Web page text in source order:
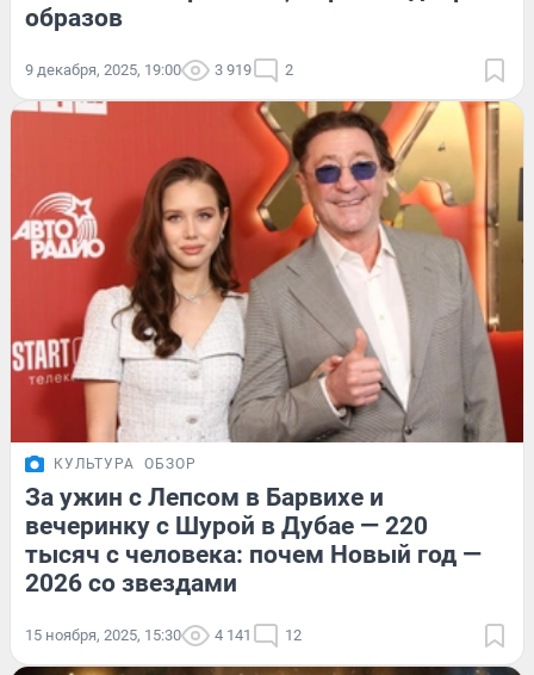
образов
9 декабря, 2025, 19:00 3 919 2
КУЛЬТУРА ОБЗОР
За ужин с Лепсом в Барвихе и
вечеринку с Шурой в Дубае — 220
тысяч с человека: почем Новый год —
2026 со звездами
15 ноября, 2025, 15:30 4 141 12